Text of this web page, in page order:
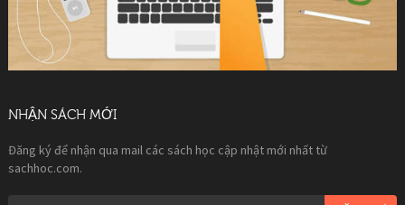
NHẬN SÁCH MỚI
Đăng ký để nhận qua mail các sách học cập nhật mới nhất từ
sachhoc.com.